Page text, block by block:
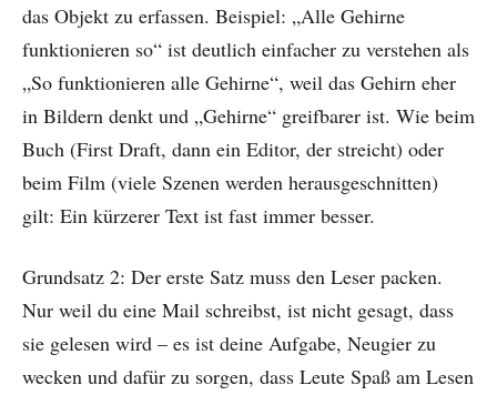
das Objekt zu erfassen. Beispiel: „Alle Gehirne
funktionieren so“ ist deutlich einfacher zu verstehen als
„So funktionieren alle Gehirne“, weil das Gehirn eher
in Bildern denkt und „Gehirne“ greifbarer ist. Wie beim
Buch (First Draft, dann ein Editor, der streicht) oder
beim Film (viele Szenen werden herausgeschnitten)
gilt: Ein kürzerer Text ist fast immer besser.
Grundsatz 2: Der erste Satz muss den Leser packen.
Nur weil du eine Mail schreibst, ist nicht gesagt, dass
sie gelesen wird – es ist deine Aufgabe, Neugier zu
wecken und dafür zu sorgen, dass Leute Spaß am Lesen